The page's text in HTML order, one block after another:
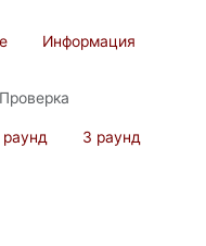
Информация
Проверка
раунд 3 раунд